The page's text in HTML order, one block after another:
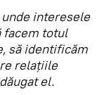
interesele
facem totul
să identificăm
relațiile
el.